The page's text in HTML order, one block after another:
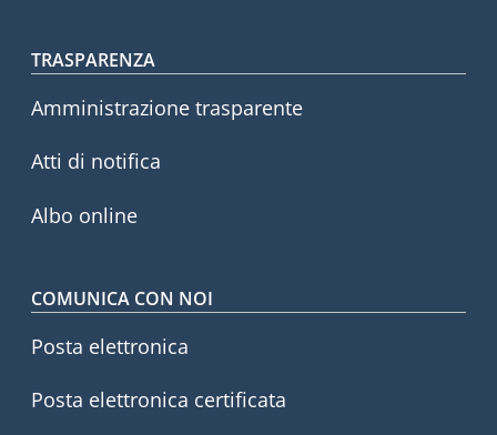
Footer menu
TRASPARENZA
Amministrazione trasparente
Atti di notifica
Albo online
COMUNICA CON NOI
Posta elettronica
Posta elettronica certificata